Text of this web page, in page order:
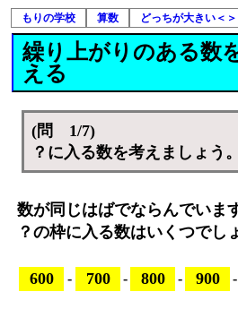
もりの学校 算数 どっちが大きい＜＞
繰り上がりのある数
える
(問 1/7)
？に入る数を考えましょう。
数が同じはばでならんでいま
？の枠に入る数はいくつでし
600 - 700 - 800 - 900 -